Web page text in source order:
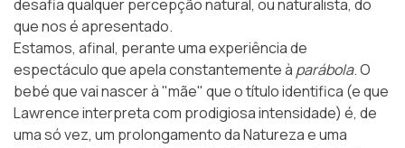
desafia qualquer percepção natural, ou naturalista, do
que nos é apresentado.
Estamos, afinal, perante uma experiência de
espectáculo que apela constantemente à parábola. O
bebé que vai nascer à "mãe" que o título identifica (e que
Lawrence interpreta com prodigiosa intensidade) é, de
uma só vez, um prolongamento da Natureza e uma